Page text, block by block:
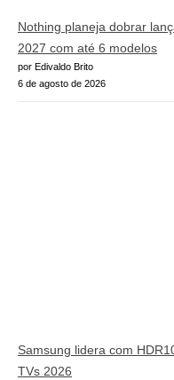
Nothing planeja dobrar
2027 com até 6 modelos
por Edivaldo Brito
6 de agosto de 2026
Samsung lidera com
TVs 2026